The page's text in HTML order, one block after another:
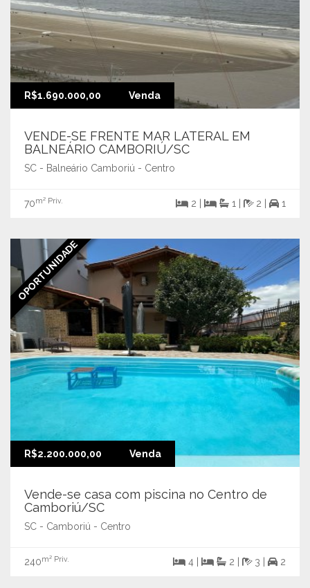
R$1.690.000,00 Venda
VENDE-SE FRENTE MAR LATERAL EM
BALNEÁRIO CAMBORIÚ/SC
SC - Balneário Camboriú - Centro
70m² Priv. 2 | 1 | 2 | 1
OPORTUNIDADE
R$2.200.000,00 Venda
Vende-se casa com piscina no Centro de
Camboriú/SC
SC - Camboriú - Centro
240m² Priv. 4 | 2 | 3 | 2